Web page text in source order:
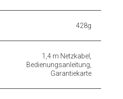
428g
1,4 m Netzkabel,
Bedienungsanleitung,
Garantiekarte